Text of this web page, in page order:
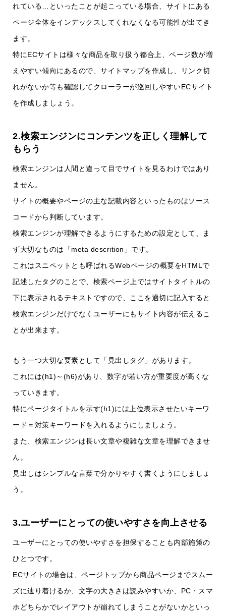
れている…といったことが起こっている場合、サイトにある
ページ全体をインデックスしてくれなくなる可能性が出てき
ます。
特にECサイトは様々な商品を取り扱う都合上、ページ数が増
えやすい傾向にあるので、サイトマップを作成し、リンク切
れがないか等も確認してクローラーが巡回しやすいECサイト
を作成しましょう。
2.検索エンジンにコンテンツを正しく理解して
もらう
検索エンジンは人間と違って目でサイトを見るわけではあり
ません。
サイトの概要やページの主な記載内容といったものはソース
コードから判断しています。
検索エンジンが理解できるようにするための設定として、ま
ず大切なものは「meta descrition」です。
これはスニペットとも呼ばれるWebページの概要をHTMLで
記述したタグのことで、検索ページ上ではサイトタイトルの
下に表示されるテキストですので、ここを適切に記入すると
検索エンジンだけでなくユーザーにもサイト内容が伝えるこ
とが出来ます。
もう一つ大切な要素として「見出しタグ」があります。
これには(h1)～(h6)があり、数字が若い方が重要度が高くな
っていきます。
特にページタイトルを示す(h1)には上位表示させたいキーワ
ード＝対策キーワードを入れるようにしましょう。
また、検索エンジンは長い文章や複雑な文章を理解できませ
ん。
見出しはシンプルな言葉で分かりやすく書くようにしましょ
う。
3.ユーザーにとっての使いやすさを向上させる
ユーザーにとっての使いやすさを担保することも内部施策の
ひとつです。
ECサイトの場合は、ページトップから商品ページまでスムー
ズに辿り着けるか、文字の大きさは読みやすいか、PC・スマ
ホどちらかでレイアウトが崩れてしまうことがないかといっ